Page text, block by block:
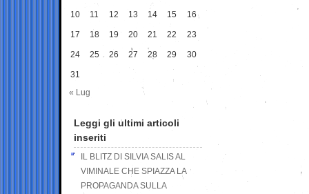
10 11 12 13 14 15 16
17 18 19 20 21 22 23
24 25 26 27 28 29 30
31
« Lug
Leggi gli ultimi articoli
inseriti
IL BLITZ DI SILVIA SALIS AL
VIMINALE CHE SPIAZZA LA
PROPAGANDA SULLA